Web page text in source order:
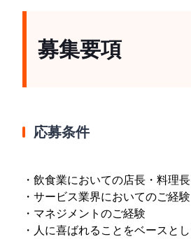
募集要項
応募条件
・飲食業においての店長・料理
・サービス業界においてのご経験
・マネジメントのご経験
・人に喜ばれることをベースと